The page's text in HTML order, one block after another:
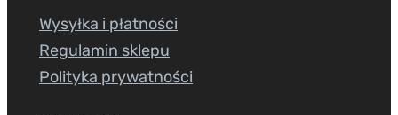
Wysyłka i płatności
Regulamin sklepu
Polityka prywatności